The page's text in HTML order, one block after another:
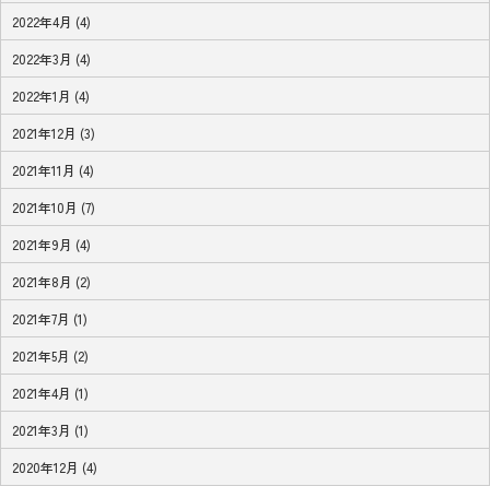
2022年4月 (4)
2022年3月 (4)
2022年1月 (4)
2021年12月 (3)
2021年11月 (4)
2021年10月 (7)
2021年9月 (4)
2021年8月 (2)
2021年7月 (1)
2021年5月 (2)
2021年4月 (1)
2021年3月 (1)
2020年12月 (4)